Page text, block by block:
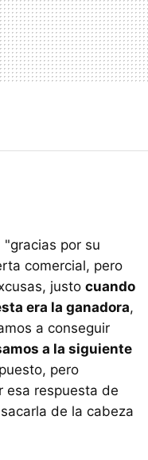
por su
comercial, pero
justo cuando
era la ganadora,
a conseguir
a la siguiente
pero
esa respuesta de
de la cabeza